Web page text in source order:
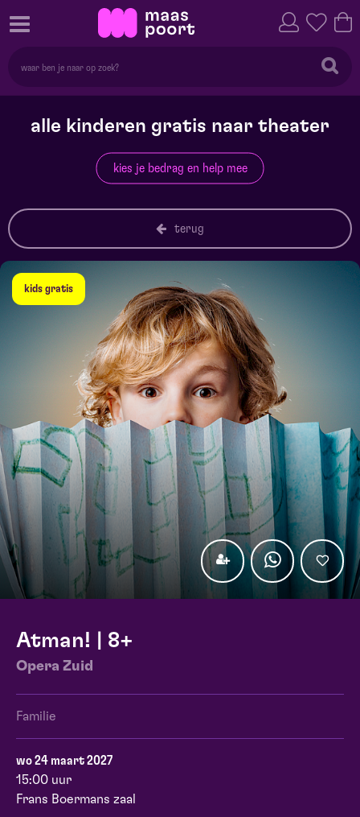
alle kinderen gratis naar theater
kies je bedrag en help mee
terug
kids gratis
Atman! | 8+
Opera Zuid
Familie
wo 24 maart 2027
15:00 uur
Frans Boermans zaal